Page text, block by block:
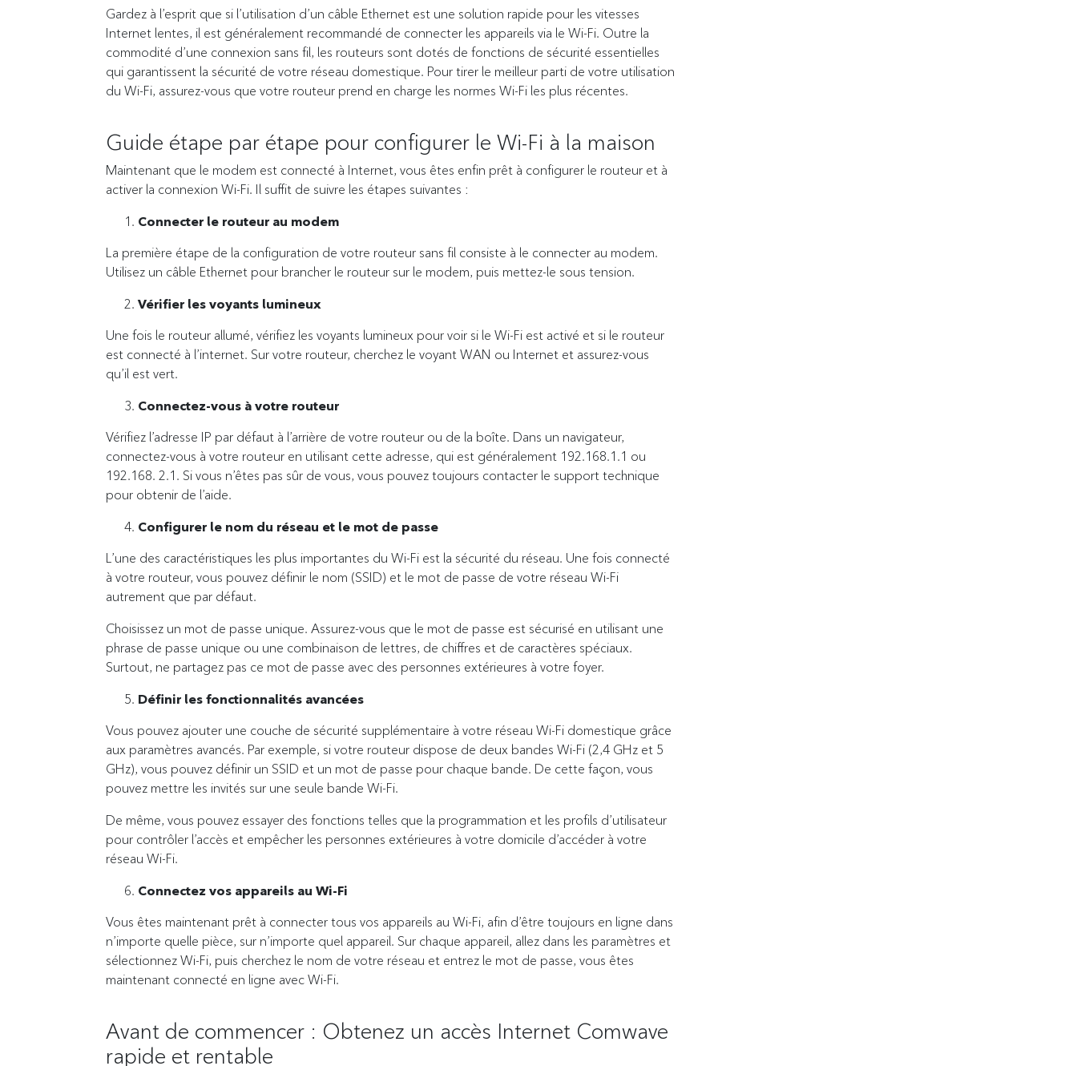
Gardez à l’esprit que si l’utilisation d’un câble Ethernet est une solution rapide pour les vitesses
Internet lentes, il est généralement recommandé de connecter les appareils via le Wi-Fi. Outre la
commodité d’une connexion sans fil, les routeurs sont dotés de fonctions de sécurité essentielles
qui garantissent la sécurité de votre réseau domestique. Pour tirer le meilleur parti de votre utilisation
du Wi-Fi, assurez-vous que votre routeur prend en charge les normes Wi-Fi les plus récentes.
Guide étape par étape pour configurer le Wi-Fi à la maison
Maintenant que le modem est connecté à Internet, vous êtes enfin prêt à configurer le routeur et à
activer la connexion Wi-Fi. Il suffit de suivre les étapes suivantes :
Connecter le routeur au modem
La première étape de la configuration de votre routeur sans fil consiste à le connecter au modem.
Utilisez un câble Ethernet pour brancher le routeur sur le modem, puis mettez-le sous tension.
Vérifier les voyants lumineux
Une fois le routeur allumé, vérifiez les voyants lumineux pour voir si le Wi-Fi est activé et si le routeur
est connecté à l’internet. Sur votre routeur, cherchez le voyant WAN ou Internet et assurez-vous
qu’il est vert.
Connectez-vous à votre routeur
Vérifiez l’adresse IP par défaut à l’arrière de votre routeur ou de la boîte. Dans un navigateur,
connectez-vous à votre routeur en utilisant cette adresse, qui est généralement 192.168.1.1 ou
192.168. 2.1. Si vous n’êtes pas sûr de vous, vous pouvez toujours contacter le support technique
pour obtenir de l’aide.
Configurer le nom du réseau et le mot de passe
L’une des caractéristiques les plus importantes du Wi-Fi est la sécurité du réseau. Une fois connecté
à votre routeur, vous pouvez définir le nom (SSID) et le mot de passe de votre réseau Wi-Fi
autrement que par défaut.
Choisissez un mot de passe unique. Assurez-vous que le mot de passe est sécurisé en utilisant une
phrase de passe unique ou une combinaison de lettres, de chiffres et de caractères spéciaux.
Surtout, ne partagez pas ce mot de passe avec des personnes extérieures à votre foyer.
Définir les fonctionnalités avancées
Vous pouvez ajouter une couche de sécurité supplémentaire à votre réseau Wi-Fi domestique grâce
aux paramètres avancés. Par exemple, si votre routeur dispose de deux bandes Wi-Fi (2,4 GHz et 5
GHz), vous pouvez définir un SSID et un mot de passe pour chaque bande. De cette façon, vous
pouvez mettre les invités sur une seule bande Wi-Fi.
De même, vous pouvez essayer des fonctions telles que la programmation et les profils d’utilisateur
pour contrôler l’accès et empêcher les personnes extérieures à votre domicile d’accéder à votre
réseau Wi-Fi.
Connectez vos appareils au Wi-Fi
Vous êtes maintenant prêt à connecter tous vos appareils au Wi-Fi, afin d’être toujours en ligne dans
n’importe quelle pièce, sur n’importe quel appareil. Sur chaque appareil, allez dans les paramètres et
sélectionnez Wi-Fi, puis cherchez le nom de votre réseau et entrez le mot de passe, vous êtes
maintenant connecté en ligne avec Wi-Fi.
Avant de commencer : Obtenez un accès Internet Comwave
rapide et rentable